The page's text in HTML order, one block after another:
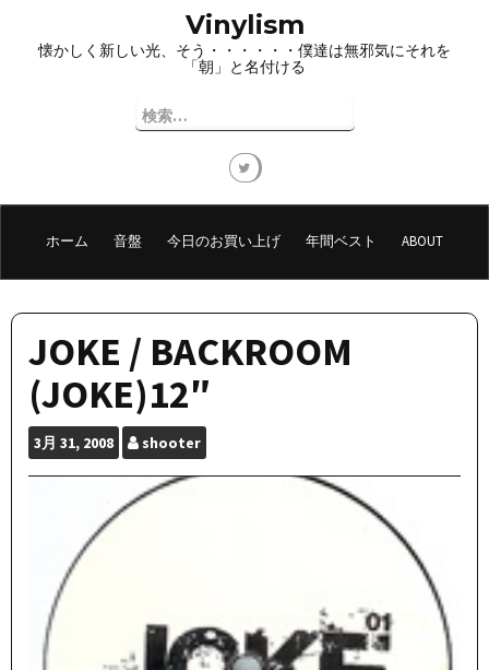
プ
Vinylism
懐かしく新しい光、そう・・・・・・僕達は無邪気にそれを
「朝」と名付ける
検
索:
ホーム 音盤 今日のお買い上げ 年間ベスト ABOUT
JOKE / BACKROOM
(JOKE)12″
3月 31, 2008 shooter